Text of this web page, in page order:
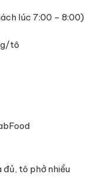
lúc 7:00 – 8:00)
tô
tô phở nhiều